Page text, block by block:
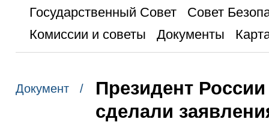
Государственный Совет
Совет
Комиссии и советы
Документы
Документ /
Президент
сделали